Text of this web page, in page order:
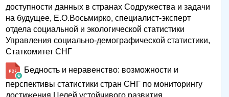
доступности данных в странах Содружества и задачи
на будущее, Е.О.Восьмирко, специалист-эксперт
отдела социальной и экологической статистики
Управления социально-демографической статистики,
Статкомитет СНГ
Бедность и неравенство: возможности и
перспективы статистики стран СНГ по мониторингу
достижения Целей устойчивого развития.